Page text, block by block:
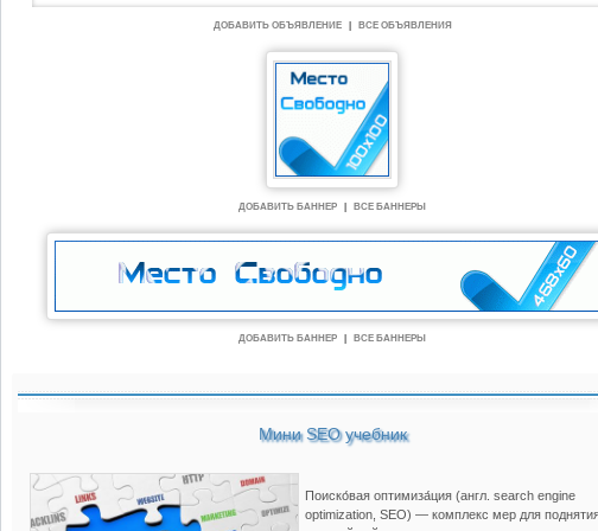
ДОБАВИТЬ ОБЪЯВЛЕНИЕ ВСЕ ОБЪЯВЛЕНИЯ
ДОБАВИТЬ БАННЕР ВСЕ БАННЕРЫ
ДОБАВИТЬ БАННЕР ВСЕ БАННЕРЫ
Мини SEO учебник
Поиско́вая оптимиза́ция (англ. search engine
optimization, SEO) — комплекс мер для